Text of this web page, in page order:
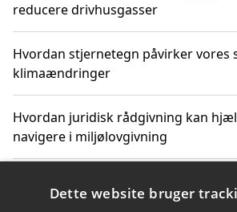
reducere drivhusgasser
Hvordan stjernetegn påvirker vores
klimaændringer
Hvordan juridisk rådgivning kan
navigere i miljølovgivning
Hvordan spil og underholdning
bæredygtige valg
Dette website bruger